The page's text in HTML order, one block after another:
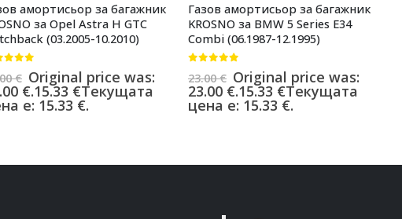
амортисьор за багажник
за Opel Astra H GTC
(03.2005-10.2010)
€ Original price was:
€.15.33 €Текущата
е: 15.33 €.
Газов амортисьор за багажник
KROSNO за BMW 5 Series E34
Combi (06.1987-12.1995)
23.00€ Original price was:
23.00 €.15.33 €Текущата
цена е: 15.33 €.